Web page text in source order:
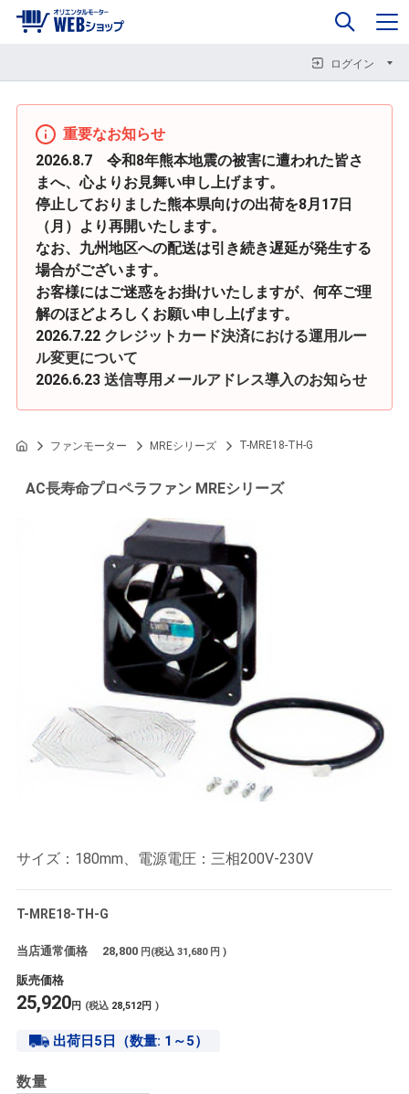
企業情報
ログイン
カート 0
重要なお知らせ
2026.8.7 令和8年熊本地震の被害に遭われた皆さ
まへ、心よりお見舞い申し上げます。
停止しておりました熊本県向けの出荷を8月17日
（月）より再開いたします。
なお、九州地区への配送は引き続き遅延が発生する
場合がございます。
お客様にはご迷惑をお掛けいたしますが、何卒ご理
解のほどよろしくお願い申し上げます。
2026.7.22 クレジットカード決済における運用ルー
ル変更について
2026.6.23 送信専用メールアドレス導入のお知らせ
ファンモーター MREシリーズ T-MRE18-TH-G
AC長寿命プロペラファン MREシリーズ
サイズ：180mm、電源電圧：三相200V-230V
T-MRE18-TH-G
当店通常価格 28,800 円(税込 31,680 円 )
販売価格
25,920円 (税込 28,512円 )
出荷日5日（数量: 1～5）
数量